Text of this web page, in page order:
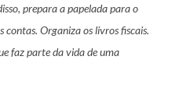
prepara a papelada para o
contas. Organiza os livros fiscais.
faz parte da vida de uma